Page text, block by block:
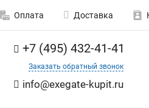
Оплата Доставка
+7 (495) 432-41-41
Заказать обратный звонок
info@exegate-kupit.ru